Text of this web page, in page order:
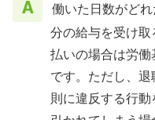
働いた日数がど
分の給与を受け
払いの場合は労
です。ただし、
則に違反する行